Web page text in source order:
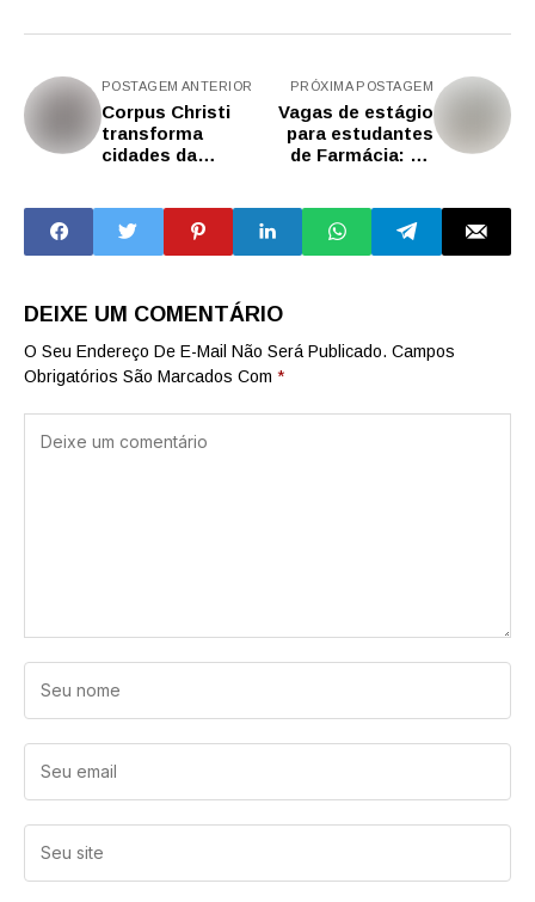
POSTAGEM ANTERIOR
Corpus Christi
transforma
cidades da
em cenários de fé
e arte
PRÓXIMA POSTAGEM
Vagas de estágio
para estudantes
de Farmácia: SP
para alunos do
ensino técnico
DEIXE UM COMENTÁRIO
O Seu Endereço De E-Mail Não Será Publicado. Campos
Obrigatórios São Marcados Com *